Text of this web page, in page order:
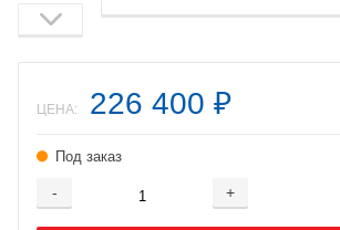
ЦЕНА: 226 400 ₽
Под заказ
- +
Добавляется...
Добавлен